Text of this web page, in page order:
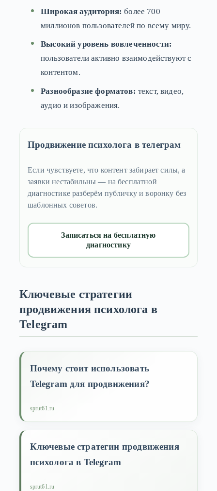
Широкая аудитория: более 700
миллионов пользователей по всему миру.
Высокий уровень вовлеченности:
пользователи активно взаимодействуют с
контентом.
Разнообразие форматов: текст, видео,
аудио и изображения.
Продвижение психолога в телеграм
Если чувствуете, что контент забирает силы, а
заявки нестабильны — на бесплатной
диагностике разберём публичку и воронку без
шаблонных советов.
Записаться на бесплатную
диагностику
Ключевые стратегии
продвижения психолога в
Telegram
Почему стоит использовать
Telegram для продвижения?
sprut61.ru
Ключевые стратегии продвижения
психолога в Telegram
sprut61.ru